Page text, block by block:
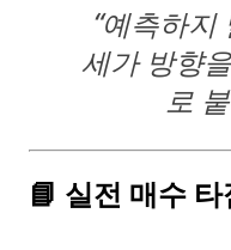
“예측하지
세가 방향
로
📘 실전 매수